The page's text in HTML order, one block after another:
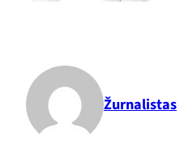
Žurnalistas